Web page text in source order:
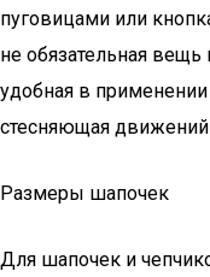
пуговицами или
не обязательная
удобная в
стесняющая движений
Размеры шапочек
Для шапочек и